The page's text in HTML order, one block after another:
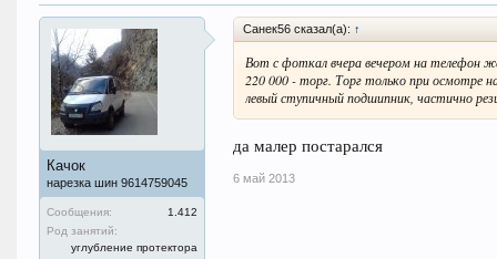
Качок
нарезка шин 9614759045
Сообщения:
1.412
Род занятий:
углубление протектора
Санек56 сказал(а): ↑
Вот с фоткал вчера вечером на телефон
220 000 - торг. Торг только при осмотре
левый ступичный подшипник, частично
да малер постарался
6 май 2013